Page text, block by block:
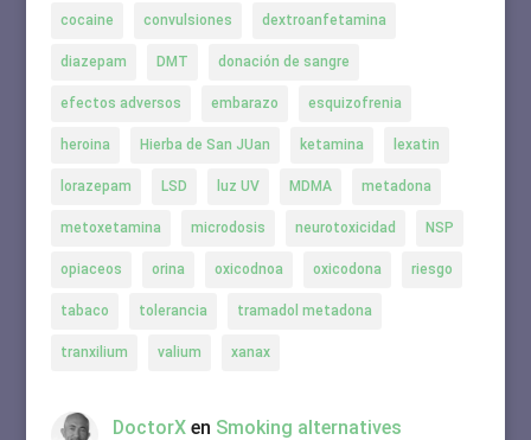
cocaine convulsiones dextroanfetamina
diazepam DMT donación de sangre
efectos adversos embarazo esquizofrenia
heroina Hierba de San JUan ketamina lexatin
lorazepam LSD luz UV MDMA metadona
metoxetamina microdosis neurotoxicidad NSP
opiaceos orina oxicodnoa oxicodona riesgo
tabaco tolerancia tramadol metadona
tranxilium valium xanax
DoctorXen Smoking alternatives